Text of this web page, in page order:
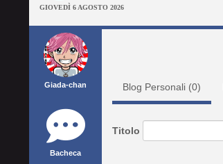
GIOVEDÌ 6 AGOSTO 2026
Giada-chan
Bacheca
Blog Personali (0)
Titolo